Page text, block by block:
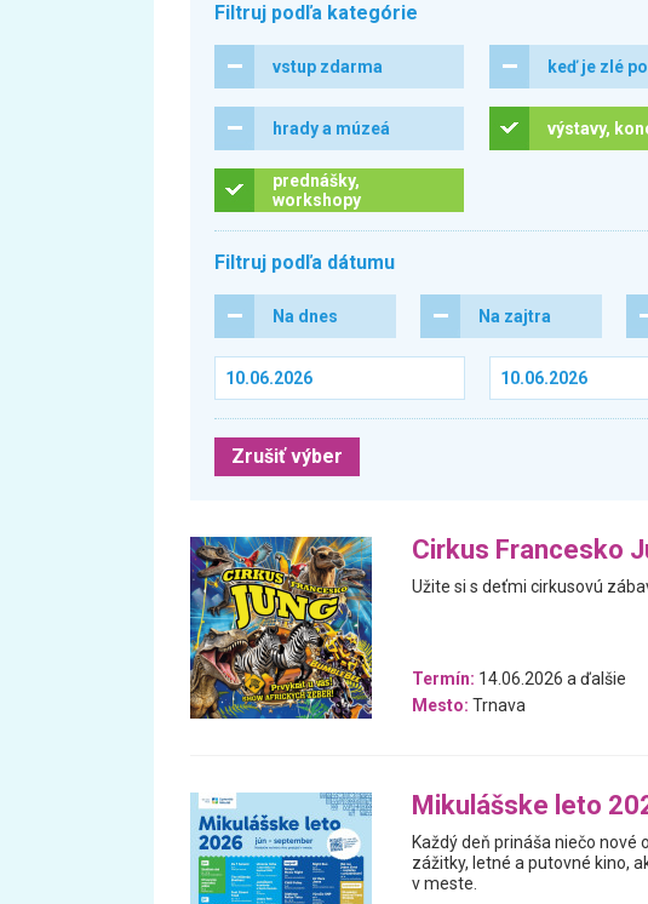
Filtruj podľa kategórie
vstup zdarma keď je zlé
hrady a múzeá výstavy,
prednášky,
workshopy
Filtruj podľa dátumu
Na dnes Na zajtra
Zrušiť výber
Cirkus Francesko
Užite si s deťmi cirkusovú
Termín: 14.06.2026 a ďalšie
Mesto: Trnava
Mikulášske leto
Každý deň prináša niečo
zážitky, letné a putovné kino,
v meste.